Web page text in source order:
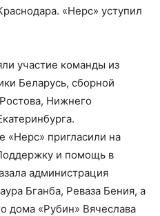
«Нерс» уступил
участие команды из
Беларусь, сборной
Нижнего
«Нерс» пригласили на
и помощь в
администрация
Бганба, Реваза Бения, а
дома «Рубин» Вячеслава